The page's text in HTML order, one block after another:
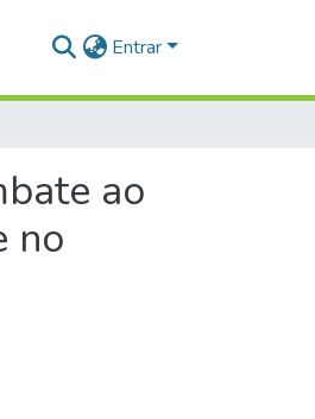
Entrar
ao
no